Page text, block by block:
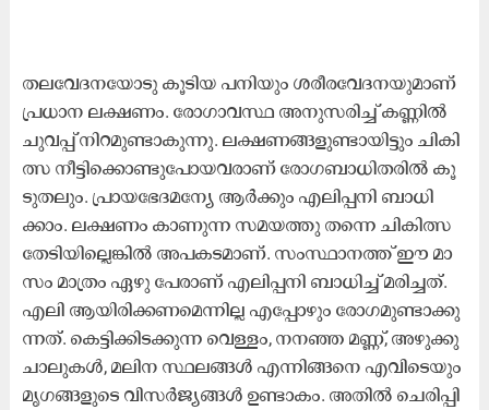
ത​ല​വേ​ദ​ന​യോ​ടു കൂ​ടി​യ പ​നി​യും ശ​രീ​ര​വേ​ദ​ന​യു​മാ​ണ്
പ്ര​ധാ​ന ല​ക്ഷ​ണം. രോ​ഗാ​വ​സ്ഥ അ​നു​സ​രി​ച്ച് ക​ണ്ണി​ൽ
ചു​വ​പ്പ് നി​റ​മു​ണ്ടാ​കു​ന്നു. ല​ക്ഷ​ണ​ങ്ങ​ളു​ണ്ടാ​യി​ട്ടും ചി​കി​
ത്സ നീ​ട്ടി​ക്കൊ​ണ്ടു​പോ​യ​വ​രാ​ണ് രോ​ഗ​ബാ​ധി​ത​രി​ൽ കൂ​
ടു​ത​ലും. പ്രാ​യ​ഭേ​ദ​മ​ന്യേ ആ​ർ​ക്കും എ​ലി​പ്പ​നി ബാ​ധി​
ക്കാം. ല​ക്ഷ​ണം കാ​ണു​ന്ന സ​മ​യ​ത്തു ത​ന്നെ ചി​കി​ത്സ
തേ​ടി​യി​ല്ലെ​ങ്കി​ൽ അ​പ​ക​ട​മാ​ണ്. സം​സ്ഥാ​ന​ത്ത് ഈ ​മാ​
സം മാ​ത്രം ഏ​ഴു പേ​രാ​ണ് എ​ലി​പ്പ​നി ബാ​ധി​ച്ച് മ​രി​ച്ച​ത്.
എ​ലി ആ​യി​രി​ക്ക​ണ​മെ​ന്നി​ല്ല എ​പ്പോ​ഴും രോ​ഗ​മു​ണ്ടാ​ക്കു​
ന്ന​ത്. കെ​ട്ടി​ക്കി​ട​ക്കു​ന്ന വെ​ള്ളം, ന​ന​ഞ്ഞ മ​ണ്ണ്, അ​ഴു​ക്കു​
ചാ​ലു​ക​ൾ, മ​ലി​ന സ്ഥ​ല​ങ്ങ​ൾ എ​ന്നി​ങ്ങ​നെ എ​വി​ടെ​യും
മൃ​ഗ​ങ്ങ​ളു​ടെ വി​സ​ർ​ജ്യ​ങ്ങ​ൾ ഉ​ണ്ടാ​കം. അ​തി​ൽ ​ചെ​രി​പ്പി​